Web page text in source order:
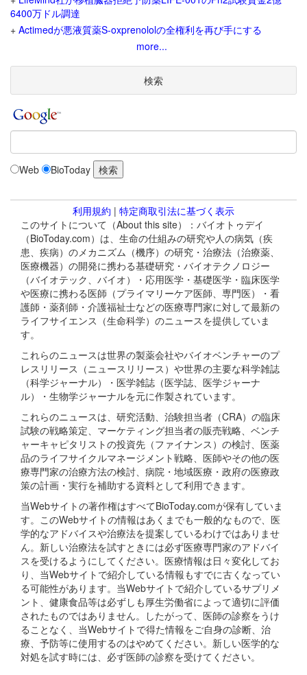
6400万ドル調達
+ Actimedが悪液質薬S-oxprenololの全権利を再び手にする
more...
検索
Web BioToday
利用規約 | 特定商取引法に基づく表示
このサイトについて（About this site）：バイオトゥデイ
（BioToday.com）は、生命の仕組みの研究や人の病気（疾
患、疾病）のメカニズム（機序）の研究・治療法（治療薬、
医療機器）の開発に携わる基礎研究・バイオテクノロジー
（バイオテック、バイオ）・応用医学・基礎医学・臨床医学
や医療に携わる医師（プライマリーケア医師、専門医）・看
護師・薬剤師・介護福祉士などの医療専門家に対して最新の
ライフサイエンス（生命科学）のニュースを提供していま
す。
これらのニュースは世界の製薬会社やバイオベンチャーのプ
レスリリース（ニュースリリース）や世界の主要な科学雑誌
（科学ジャーナル）・医学雑誌（医学誌、医学ジャーナ
ル）・生物学ジャーナルを元に作製されています。
これらのニュースは、研究活動、治験担当者（CRA）の臨床
試験の戦略策定、マーケティング担当者の販売戦略、ベンチ
ャーキャピタリストの投資先（ファイナンス）の検討、医薬
品のライフサイクルマネージメント戦略、医師やその他の医
療専門家の治療方法の検討、病院・地域医療・政府の医療政
策の計画・実行を補助する資料として利用できます。
当Webサイトの著作権はすべてBioToday.comが保有していま
す。このWebサイトの情報はあくまでも一般的なもので、医
学的なアドバイスや治療法を提案しているわけではありませ
ん。新しい治療法を試すときには必ず医療専門家のアドバイ
スを受けるようにしてください。医療情報は日々変化してお
り、当Webサイトで紹介している情報もすでに古くなってい
る可能性があります。当Webサイトで紹介しているサプリメ
ント、健康食品等は必ずしも厚生労働省によって適切に評価
されたものではありません。したがって、医師の診察をうけ
ることなく、当Webサイトで得た情報をご自身の診断、治
療、予防等に使用するのはやめてください。新しい医学的な
対処を試す時には、必ず医師の診察を受けてください。